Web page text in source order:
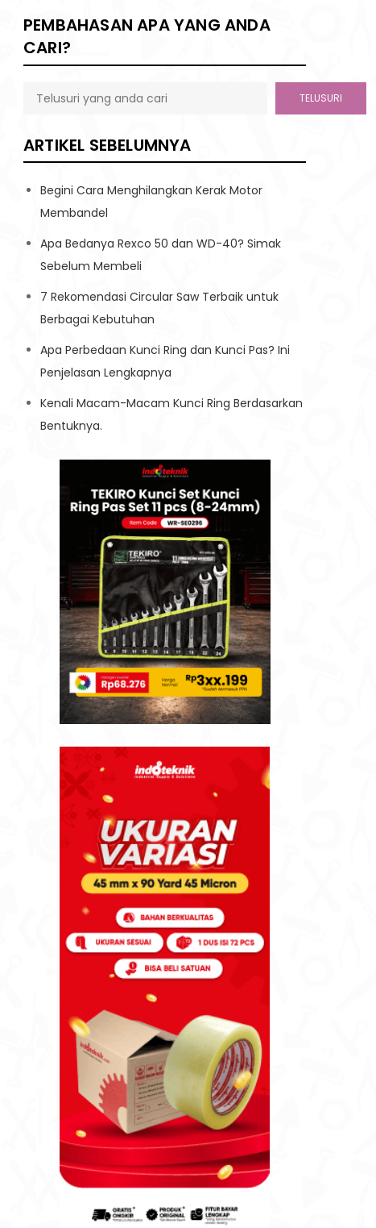
PEMBAHASAN APA YANG ANDA
CARI?
TELUSURI
ARTIKEL SEBELUMNYA
Begini Cara Menghilangkan Kerak Motor
Membandel
Apa Bedanya Rexco 50 dan WD-40? Simak
Sebelum Membeli
7 Rekomendasi Circular Saw Terbaik untuk
Berbagai Kebutuhan
Apa Perbedaan Kunci Ring dan Kunci Pas? Ini
Penjelasan Lengkapnya
Kenali Macam-Macam Kunci Ring Berdasarkan
Bentuknya.